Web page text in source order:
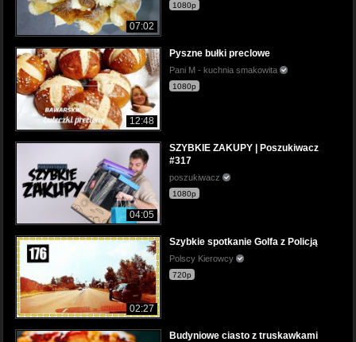
07:02
1080p
12:48
Pyszne bułki preclowe
Pani M - kuchnia smakowita
1080p
04:05
SZYBKIE ZAKUPY | Poszukiwacz
#317
poszukiwacz
1080p
02:27
Szybkie spotkanie Golfa z Policją
Polscy Kierowcy
720p
Budyniowe ciasto z truskawkami